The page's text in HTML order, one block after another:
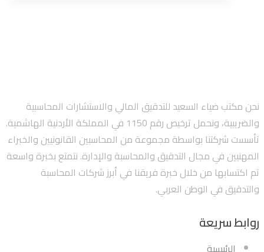
نحن مكتب ضياء السعيد للتدقيق المالي والاستشارات المحاسبية
والضريبية، ونحمل ترخيص رقم 1150 في المملكة الأردنية الهاشمية.
تأسست شركتنا بواسطة مجموعة من المحاسبين القانونيين والخبراء
المهنيين في مجال التدقيق والمحاسبة والإدارة. نتمتع بخبرة واسعة
تم اكتسابها من خلال خبرة فريقنا في أبرز شركات المحاسبة
والتدقيق في الوطن العربي.
روابط سريعة
الرئيسية